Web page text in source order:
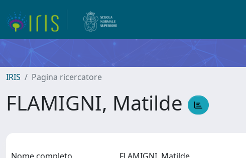
IRIS Pagina ricercatore
FLAMIGNI, Matilde